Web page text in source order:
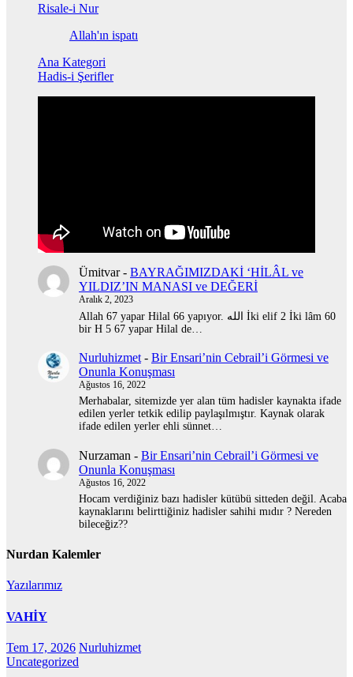
Risale-i Nur
Allah'ın ispatı
Ana Kategori
Hadis-i Şerifler
Ümitvar- BAYRAĞIMIZDAKİ ‘HİLÂL ve
YILDIZ’IN MANASI ve DEĞERİ
Aralık 2, 2023
Allah 67 yapar Hilal 66 yapıyor. الله İki elif 2 İki lâm 60
bir H 5 67 yapar Hilal de…
Nurluhizmet - Bir Ensari’nin Cebrail’i Görmesi ve
Onunla Konuşması
Ağustos 16, 2022
Merhabalar, sitemizde yer alan tüm hadisler kaynakta ifade
edilen yerler tetkik edilip paylaşılmıştır. Kaynak olarak
ifade edilen yerler ehli sünnet…
Nurzaman - Bir Ensari’nin Cebrail’i Görmesi ve
Onunla Konuşması
Ağustos 16, 2022
Hocam verdiğiniz bazı hadisler kütübü sitteden değil. Acaba
kaynaklarını belirttiğiniz hadisler sahihi mıdır ? Nereden
bileceğiz??
Nurdan Kalemler
Yazılarımız
VAHİY
Tem 17, 2026 Nurluhizmet
Uncategorized